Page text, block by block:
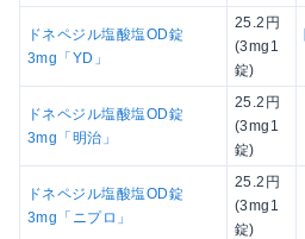
ドネペジル塩酸塩OD錠
3mg「YD」
25.2円
(3mg1
錠)
ドネペジル塩酸塩OD錠
3mg「明治」
25.2円
(3mg1
錠)
ドネペジル塩酸塩OD錠
3mg「ニプロ」
25.2円
(3mg1
錠)